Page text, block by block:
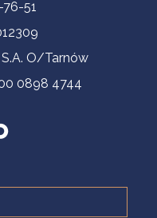
51
O/Tarnów
0898 4744